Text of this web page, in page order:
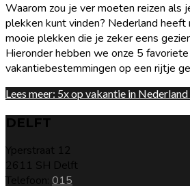
Waarom zou je ver moeten reizen als
plekken kunt vinden? Nederland
mooie plekken die je zeker eens
Hieronder hebben we onze 5 favoriete
vakantiebestemmingen op een rijtje
Lees meer: 5x op vakantie in
DELFT
Yperstraat 12
2611 SH Delft
Telefoon: 015